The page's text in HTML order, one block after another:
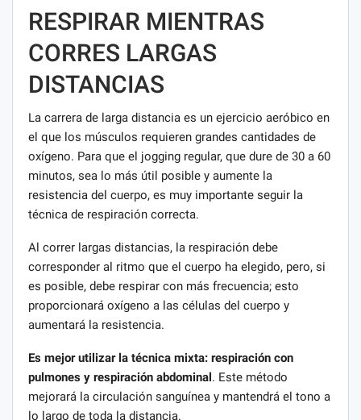
RESPIRAR MIENTRAS
CORRES LARGAS
DISTANCIAS
La carrera de larga distancia es un ejercicio aeróbico en
el que los músculos requieren grandes cantidades de
oxígeno. Para que el jogging regular, que dure de 30 a 60
minutos, sea lo más útil posible y aumente la
resistencia del cuerpo, es muy importante seguir la
técnica de respiración correcta.
Al correr largas distancias, la respiración debe
corresponder al ritmo que el cuerpo ha elegido, pero, si
es posible, debe respirar con más frecuencia; esto
proporcionará oxígeno a las células del cuerpo y
aumentará la resistencia.
Es mejor utilizar la técnica mixta: respiración con
pulmones y respiración abdominal . Este método
mejorará la circulación sanguínea y mantendrá el tono a
lo largo de toda la distancia.